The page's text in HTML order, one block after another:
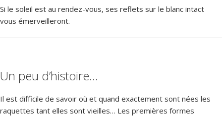
Si le soleil est au rendez-vous, ses reflets sur le blanc intact
vous émerveilleront.
Un peu d’histoire…
Il est difficile de savoir où et quand exactement sont nées les
raquettes tant elles sont vieilles… Les premières formes